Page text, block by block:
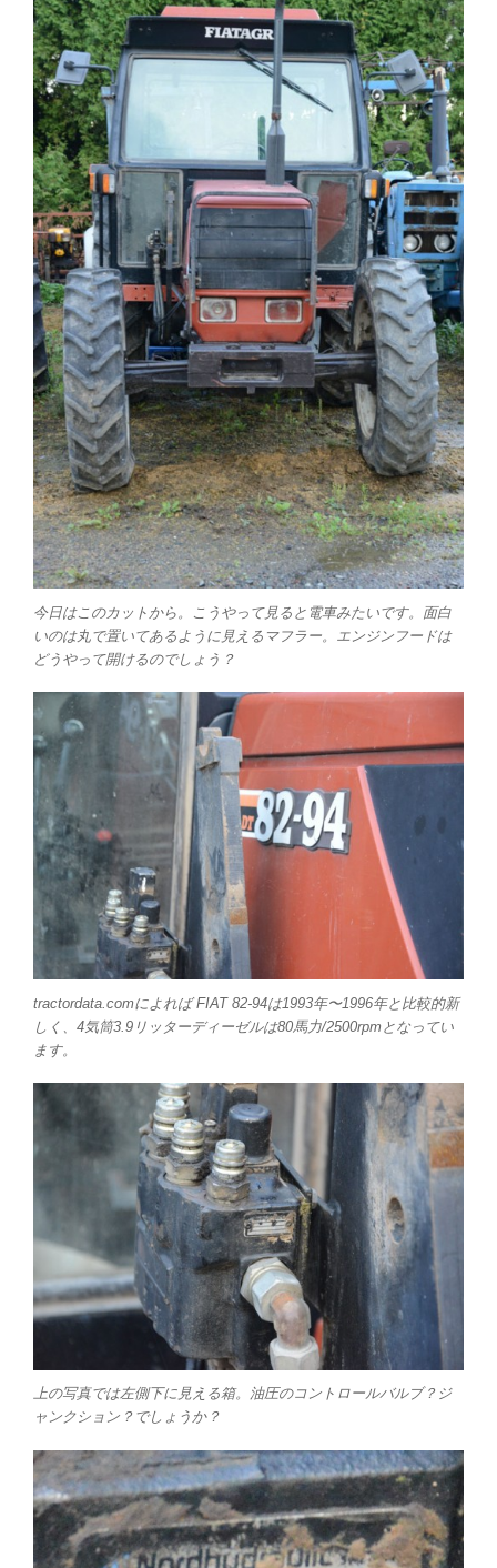
今日はこのカットから。こうやって見ると電車みたいです。面白
いのは丸で置いてあるように見えるマフラー。エンジンフードは
どうやって開けるのでしょう？
tractordata.comによれば FIAT 82-94は1993年〜1996年と比較的新
しく、4気筒3.9リッターディーゼルは80馬力/2500rpmとなってい
ます。
上の写真では左側下に見える箱。油圧のコントロールバルブ？ジ
ャンクション？でしょうか？